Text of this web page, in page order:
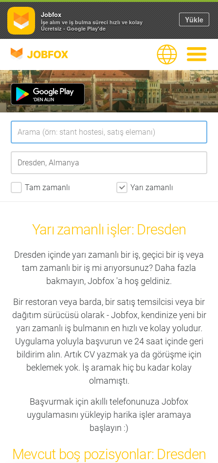
JOBFOX Dil
Tam zamanlı Yarı zamanlı
Yarı zamanlı işler: Dresden
Dresden içinde yarı zamanlı bir iş, geçici bir iş veya
tam zamanlı bir iş mi arıyorsunuz? Daha fazla
bakmayın, Jobfox 'a hoş geldiniz.
Bir restoran veya barda, bir satış temsilcisi veya bir
dağıtım sürücüsü olarak - Jobfox, kendinize yeni bir
yarı zamanlı iş bulmanın en hızlı ve kolay yoludur.
Uygulama yoluyla başvurun ve 24 saat içinde geri
bildirim alın. Artık CV yazmak ya da görüşme için
beklemek yok. İş aramak hiç bu kadar kolay
olmamıştı.
Başvurmak için akıllı telefonunuza Jobfox
uygulamasını yükleyip harika işler aramaya
başlayın :)
Mevcut boş pozisyonlar: Dresden
Jobfox
İşe alım ve iş bulma süreci hızlı ve kolay
Ücretsiz - Google Play'de
Yükle